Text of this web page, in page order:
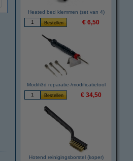
Heated bed klemmen (set van 4)
€ 6,50
Modifi3d reparatie-/modificatietool
€ 34,50
Hotend reinigingsborstel (koper)